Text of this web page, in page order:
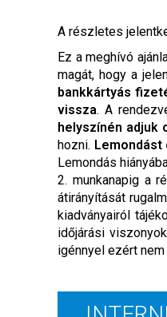
A részletes
Ez a meghívó
magát, hogy a
bankkártyás
vissza. A
helyszínén adjuk
hozni. Lemondást
Lemondás
2. munkanapig a
átirányítását
kiadványairól
időjárási
igénnyel ezért